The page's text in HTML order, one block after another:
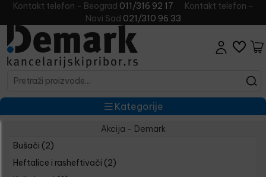
Kontakt telefon - Beograd 011/316 92 17
Kontakt telefon -
Novi Sad 021/310 96 33
Kategorije
Akcija - Demark
Bušači (2)
Heftalice i rasheftivači (2)